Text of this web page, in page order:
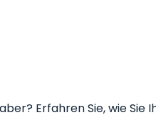
Erfahren Sie, wie